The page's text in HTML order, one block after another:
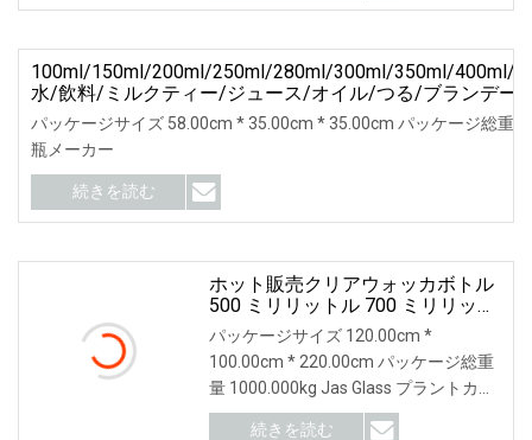
プもございます。
100ml/150ml/200ml/250ml/280ml/300ml/350ml/400ml/
水/飲料/ミルクティー/ジュース/オイル/つる/ブランデー/
ガラス瓶メーカー
パッケージサイズ 58.00cm * 35.00cm * 35.00cm パッケージ総重
瓶メーカー
続きを読む
ホット販売クリアウォッカボトル
500 ミリリットル 700 ミリリット
ル 750 ミリリットルブランデーウ
ォッカジンウイスキーラムガラス
ボトル
パッケージサイズ 120.00cm *
100.00cm * 220.00cm パッケージ総重
量 1000.000kg Jas Glass プラントカバ
ー 140 エーカー、520 人の従業員、19
続きを読む